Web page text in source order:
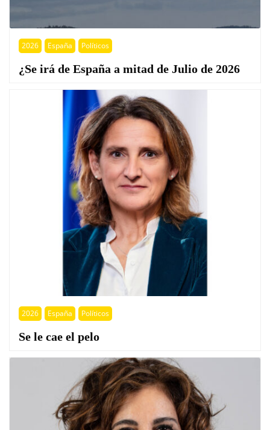
2026 España Políticos
¿Se irá de España a mitad de Julio de 2026
2026 España Políticos
Se le cae el pelo